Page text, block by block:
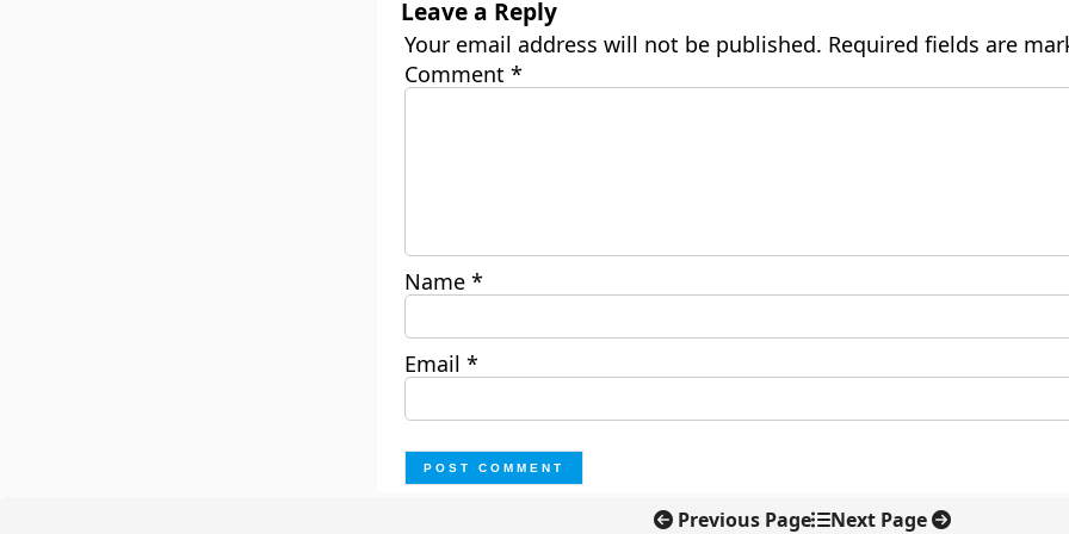
Leave a Reply
Your email address will not be published. Required fields are
Comment *
Name *
Email *
Previous Page Next Page